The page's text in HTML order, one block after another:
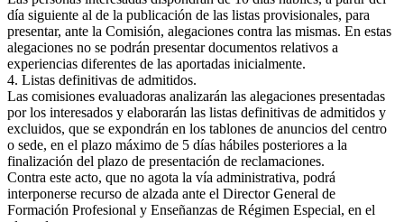
día siguiente al de la publicación de las listas provisionales, para
presentar, ante la Comisión, alegaciones contra las mismas. En estas
alegaciones no se podrán presentar documentos relativos a
experiencias diferentes de las aportadas inicialmente.
4. Listas definitivas de admitidos.
Las comisiones evaluadoras analizarán las alegaciones presentadas
por los interesados y elaborarán las listas definitivas de admitidos y
excluidos, que se expondrán en los tablones de anuncios del centro
o sede, en el plazo máximo de 5 días hábiles posteriores a la
finalización del plazo de presentación de reclamaciones.
Contra este acto, que no agota la vía administrativa, podrá
interponerse recurso de alzada ante el Director General de
Formación Profesional y Enseñanzas de Régimen Especial, en el